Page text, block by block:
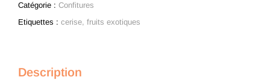
Catégorie : Confitures
Etiquettes : cerise, fruits exotiques
Description